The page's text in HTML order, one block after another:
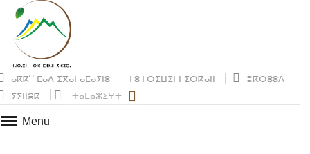
ⴰⴽⴽⵯ ⵎⴰⴷ ⵉⴳⴰⵏ ⴰⵎⴰⵢⵏⵓ ⵜⵓⵜⵔⵉⵡⵉⵏ ⵏ ⵉⵙⴽⴰⵏⵏ
ⴻⴽⵙⵓⵓⴷ
ⵢⵉⵏⵏⴻⴽ
ⵜⴰⵎⴰⵣⵉⵖⵜ
Menu